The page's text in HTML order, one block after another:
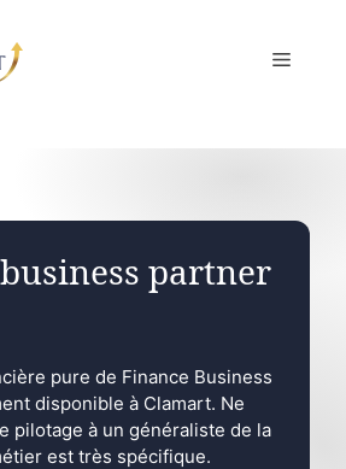
MENU
partner
pure de Finance Business
disponible à Clamart. Ne
pilotage à un généraliste de la
est très spécifique.